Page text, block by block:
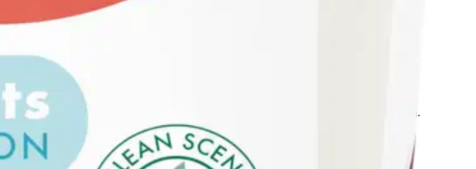
Bolsius Fresh Cotton -tuoksukynttilä toimitetaan kirkkaassa lasissa, palaa jopa 25 tuntia.